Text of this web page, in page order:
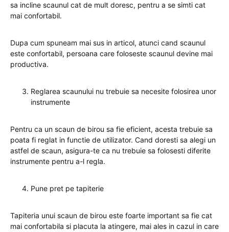
sa incline scaunul cat de mult doresc, pentru a se simti cat
mai confortabil.
Dupa cum spuneam mai sus in articol, atunci cand scaunul
este confortabil, persoana care foloseste scaunul devine mai
productiva.
Reglarea scaunului nu trebuie sa necesite folosirea unor
instrumente
Pentru ca un scaun de birou sa fie eficient, acesta trebuie sa
poata fi reglat in functie de utilizator. Cand doresti sa alegi un
astfel de scaun, asigura-te ca nu trebuie sa folosesti diferite
instrumente pentru a-l regla.
Pune pret pe tapiterie
Tapiteria unui scaun de birou este foarte important sa fie cat
mai confortabila si placuta la atingere, mai ales in cazul in care